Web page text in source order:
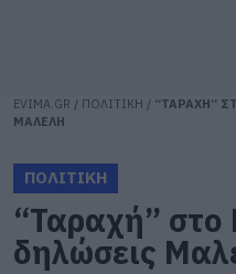
EVIMA.GR / ΠΟΛΙΤΙΚΗ / “ΤΑΡΑΧΗ”
ΜΑΛΕΛΗ
ΠΟΛΙΤΙΚΗ
“Ταραχή” στο
δηλώσεις